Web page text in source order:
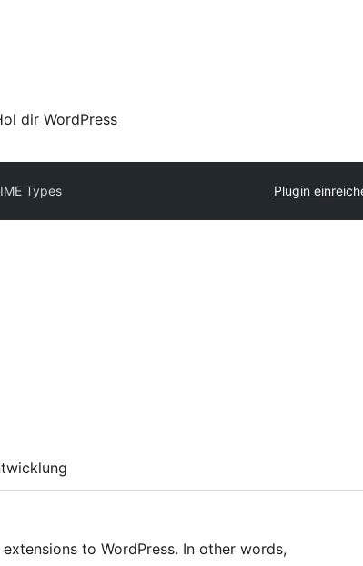
dir WordPress
Types Plugin
to WordPress. In other words,